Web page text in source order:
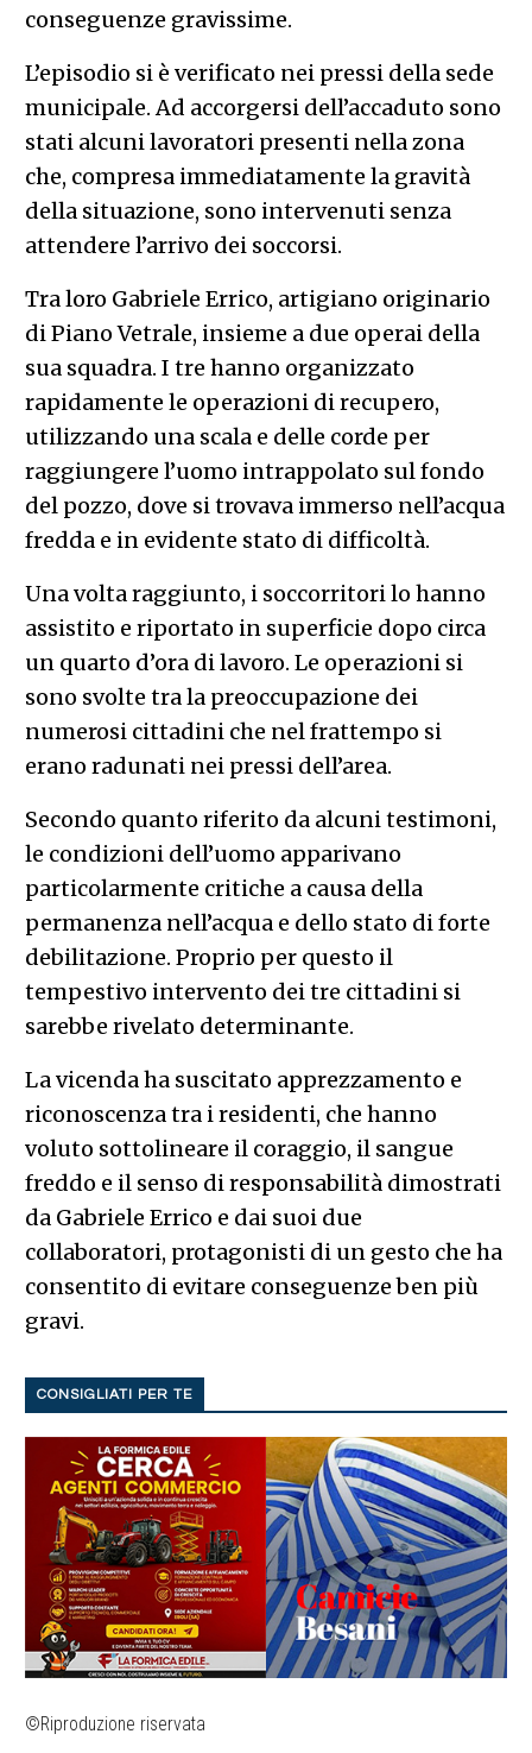
conseguenze gravissime.
L’episodio si è verificato nei pressi della sede
municipale. Ad accorgersi dell’accaduto sono
stati alcuni lavoratori presenti nella zona
che, compresa immediatamente la gravità
della situazione, sono intervenuti senza
attendere l’arrivo dei soccorsi.
Tra loro Gabriele Errico, artigiano originario
di Piano Vetrale, insieme a due operai della
sua squadra. I tre hanno organizzato
rapidamente le operazioni di recupero,
utilizzando una scala e delle corde per
raggiungere l’uomo intrappolato sul fondo
del pozzo, dove si trovava immerso nell’acqua
fredda e in evidente stato di difficoltà.
Una volta raggiunto, i soccorritori lo hanno
assistito e riportato in superficie dopo circa
un quarto d’ora di lavoro. Le operazioni si
sono svolte tra la preoccupazione dei
numerosi cittadini che nel frattempo si
erano radunati nei pressi dell’area.
Secondo quanto riferito da alcuni testimoni,
le condizioni dell’uomo apparivano
particolarmente critiche a causa della
permanenza nell’acqua e dello stato di forte
debilitazione. Proprio per questo il
tempestivo intervento dei tre cittadini si
sarebbe rivelato determinante.
La vicenda ha suscitato apprezzamento e
riconoscenza tra i residenti, che hanno
voluto sottolineare il coraggio, il sangue
freddo e il senso di responsabilità dimostrati
da Gabriele Errico e dai suoi due
collaboratori, protagonisti di un gesto che ha
consentito di evitare conseguenze ben più
gravi.
CONSIGLIATI PER TE
©Riproduzione riservata